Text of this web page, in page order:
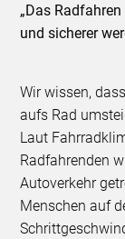
„Das
und sicherer
Wir wissen,
aufs Rad
Laut
Radfahrenden
Autoverkehr
Menschen auf